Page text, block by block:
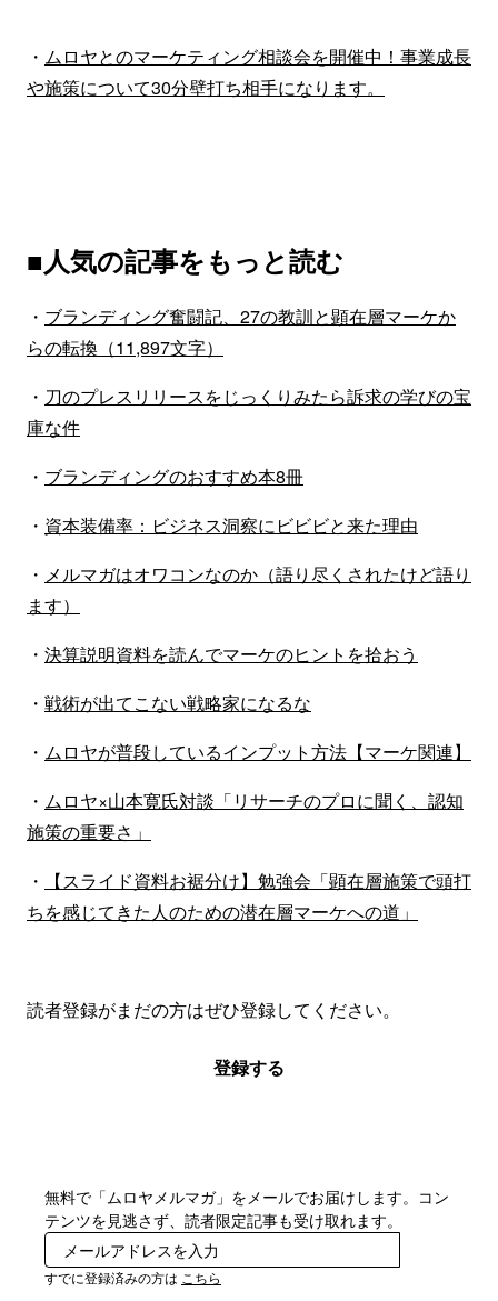
・ ムロヤとのマーケティング相談会を開催中！事業成長
や施策について30分壁打ち相手になります。
■人気の記事をもっと読む
・ ブランディング奮闘記、27の教訓と顕在層マーケか
らの転換（11,897文字）
・ 刀のプレスリリースをじっくりみたら訴求の学びの宝
庫な件
・ ブランディングのおすすめ本8冊
・ 資本装備率：ビジネス洞察にビビビと来た理由
・ メルマガはオワコンなのか（語り尽くされたけど語り
ます）
・ 決算説明資料を読んでマーケのヒントを拾おう
・ 戦術が出てこない戦略家になるな
・ ムロヤが普段しているインプット方法【マーケ関連】
・ ムロヤ×山本寛氏対談「リサーチのプロに聞く、認知
施策の重要さ」
・
【スライド資料お裾分け】勉強会「顕在層施策で頭打
ちを感じてきた人のための潜在層マーケへの道」
読者登録がまだの方はぜひ登録してください。
登録する
無料で「ムロヤメルマガ」をメールでお届けします。コン
テンツを見逃さず、読者限定記事も受け取れます。
すでに登録済みの方は こちら